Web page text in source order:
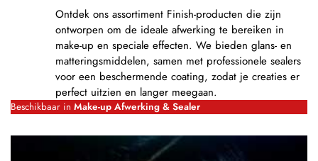
Ontdek ons assortiment Finish-producten die zijn
ontworpen om de ideale afwerking te bereiken in
make-up en speciale effecten. We bieden glans- en
matteringsmiddelen, samen met professionele sealers
voor een beschermende coating, zodat je creaties er
perfect uitzien en langer meegaan.
Beschikbaar in Make-up Afwerking & Sealer